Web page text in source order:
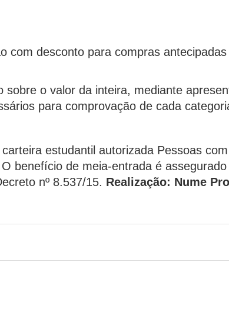
com desconto para compras
sobre o valor da inteira, mediante
para comprovação de cada
estudantil autorizada Pessoas
O benefício de meia-entrada é
nº 8.537/15. Realização: Nume